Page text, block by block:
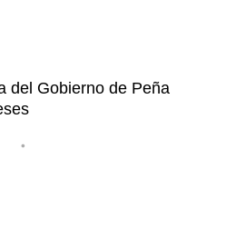
del Gobierno de Peña
•